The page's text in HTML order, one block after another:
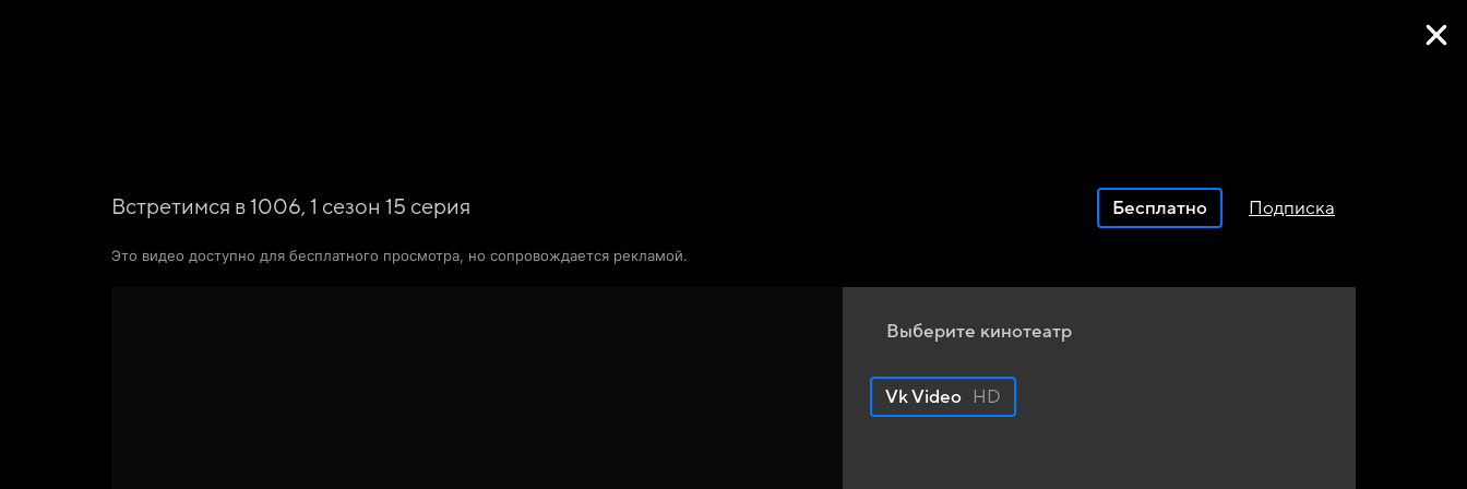
Встретимся в 1006, 1 сезон 15 серия
Это видео доступно для бесплатного просмотра, но сопровождается рекламой.
Бесплатно Подписка
Выберите кинотеатр
Vk Video HD